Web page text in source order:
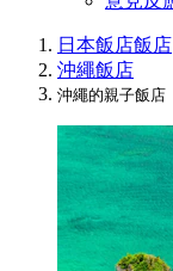
日本飯店飯店
沖繩飯店
沖繩的親子飯店